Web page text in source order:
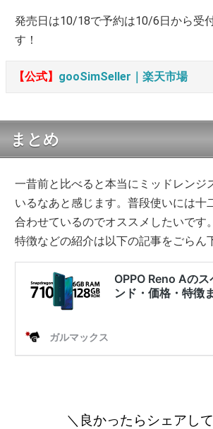
発売日は10/18で予約は10/6日から受
す！
【公式】 gooSimSeller｜楽天市場
まとめ
一昔前と比べると本当にミッドレンジ
いるなあと感じます。普段使いには十
合わせているのでオススメしたいです
特徴などの紹介は以下の記事をごらん
＼良かったらシェアし